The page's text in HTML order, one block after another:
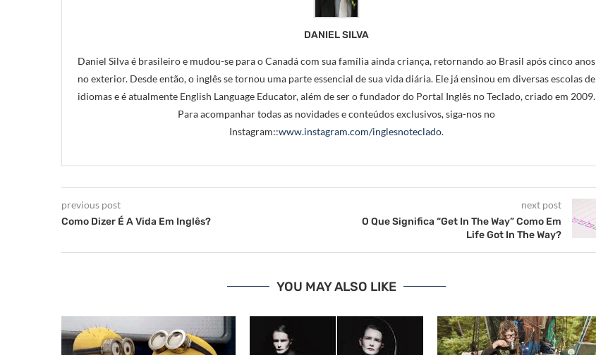
DANIEL SILVA
Daniel Silva é brasileiro e mudou-se para o Canadá com sua família ainda criança, retornando ao Brasil após cinco anos
no exterior. Desde então, o inglês se tornou uma parte essencial de sua vida diária. Ele já ensinou em diversas escolas de
idiomas e é atualmente English Language Educator, além de ser o fundador do Portal Inglês no Teclado, criado em 2009.
Para acompanhar todas as novidades e conteúdos exclusivos, siga-nos no
Instagram::www.instagram.com/inglesnoteclado.
previous post
Como Dizer É A Vida Em Inglês?
next post
O Que Significa “Get In The Way” Como Em
Life Got In The Way?
YOU MAY ALSO LIKE